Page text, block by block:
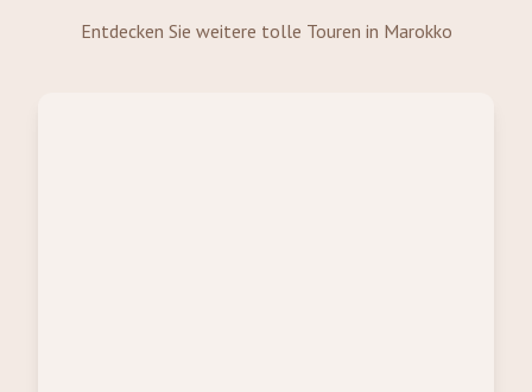
Entdecken Sie weitere tolle Touren in Marokko